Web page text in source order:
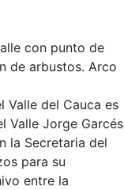
con punto de
de arbustos. Arco
Valle del Cauca es
Valle Jorge Garcés
la Secretaria del
para su
entre la